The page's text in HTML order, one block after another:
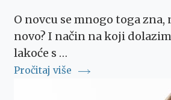
O novcu se mnogo toga
novo? I način na koji
lakoće s …
Pročitaj više